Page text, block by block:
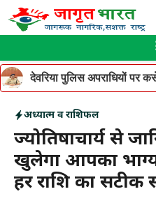
Skip
to
देवरिया पुलिस अपराधियों पर
अध्यात्म व राशिफल
ज्योतिषाचार्य से
खुलेगा आपका
हर राशि का सटीक